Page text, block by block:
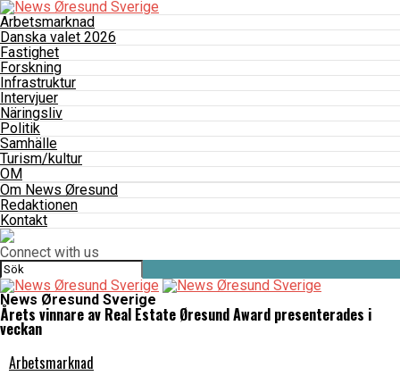
Arbetsmarknad
Danska valet 2026
Fastighet
Forskning
Infrastruktur
Intervjuer
Näringsliv
Politik
Samhälle
Turism/kultur
OM
Om News Øresund
Redaktionen
Kontakt
Connect with us
News Øresund Sverige
Årets vinnare av Real Estate Øresund Award presenterades i
veckan
Arbetsmarknad